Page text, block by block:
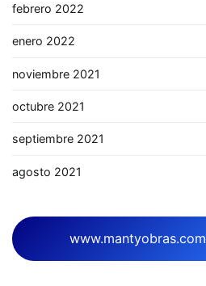
febrero 2022
enero 2022
noviembre 2021
octubre 2021
septiembre 2021
agosto 2021
www.mantyobras.com